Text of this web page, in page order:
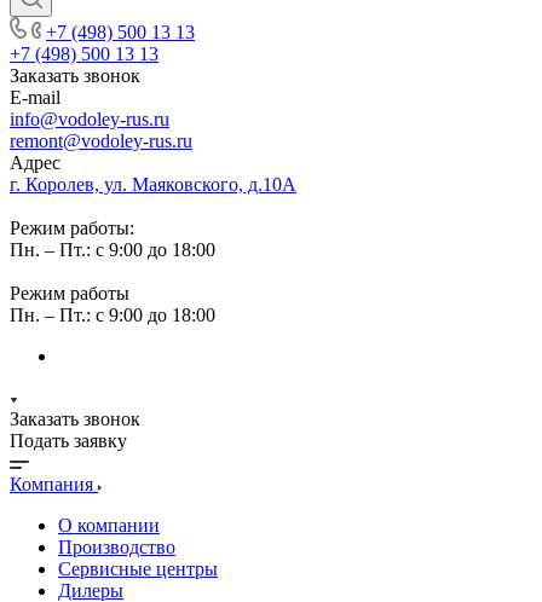
+7 (498) 500 13 13
+7 (498) 500 13 13
Заказать звонок
E-mail
info@vodoley-rus.ru
remont@vodoley-rus.ru
Адрес
г. Королев, ул. Маяковского, д.10А
Режим работы:
Пн. – Пт.: с 9:00 до 18:00
Режим работы
Пн. – Пт.: с 9:00 до 18:00
Заказать звонок
Подать заявку
Компания
О компании
Производство
Сервисные центры
Дилеры